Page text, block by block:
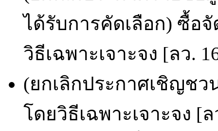
ได้รับการคัดเลือก) ซื้อ
วิธีเฉพาะเจาะจง [ลว.
(ยกเลิกประกาศเชิญช
โดยวิธีเฉพาะเจาะจง [